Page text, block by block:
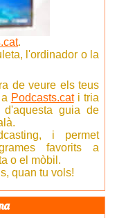
.
l'ordinador o la
de veure els teus
Podcasts.cati tria
guia de
i permet
favorits a
o el mòbil.
quan tu vols!